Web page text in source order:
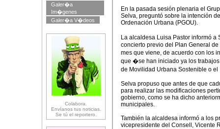
Galer�a
Im�genes
Galer�a V�deos
Colabora.
Envíanos tus noticias.
Se tú el reportero.
En la pasada sesión plenaria el
Selva, preguntó sobre la intención
Ordenación Urbana (PGOU).
La alcaldesa Luisa Pastor informó
concierto previo del Plan General
mes que viene, de acuerdo con los
que �se han iniciado ya los
de Movilidad Urbana Sostenible o
Selva propuso que antes de que
para realizar las modificaciones
gobierno, como se ha dicho
municipales.
También la alcaldesa informó a los
vicepresidente del Consell, Vicente